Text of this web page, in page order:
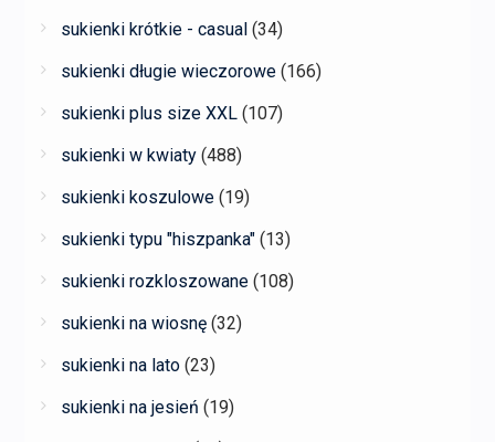
sukienki krótkie - casual (34)
sukienki długie wieczorowe (166)
sukienki plus size XXL (107)
sukienki w kwiaty (488)
sukienki koszulowe (19)
sukienki typu "hiszpanka" (13)
sukienki rozkloszowane (108)
sukienki na wiosnę (32)
sukienki na lato (23)
sukienki na jesień (19)